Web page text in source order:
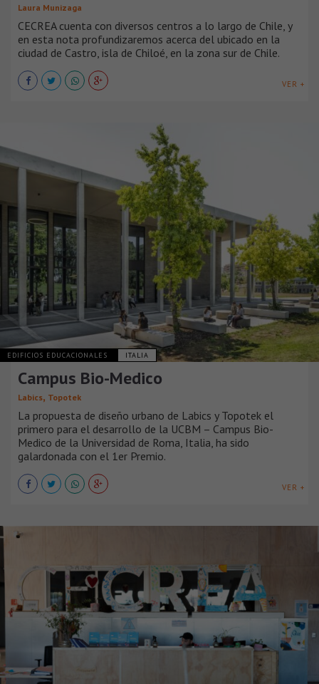
Laura Munizaga
CECREA cuenta con diversos centros a lo largo de Chile, y
en esta nota profundizaremos acerca del ubicado en la
ciudad de Castro, isla de Chiloé, en la zona sur de Chile.
VER +
EDIFICIOS EDUCACIONALES ITALIA
Campus Bio-Medico
Labics, Topotek
La propuesta de diseño urbano de Labics y Topotek el
primero para el desarrollo de la UCBM – Campus Bio-
Medico de la Universidad de Roma, Italia, ha sido
galardonada con el 1er Premio.
VER +